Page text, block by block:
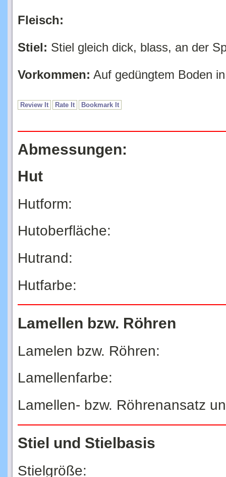
Fleisch:
Stiel: Stiel gleich dick, blass, an der
Vorkommen: Auf gedüngtem Boden
Review It Rate It Bookmark It
Abmessungen:
Hut
Hutform:
Hutoberfläche:
Hutrand:
Hutfarbe:
Lamellen bzw. Röhren
Lamelen bzw. Röhren:
Lamellenfarbe:
Lamellen- bzw. Röhrenansatz
Stiel und Stielbasis
Stielgröße: